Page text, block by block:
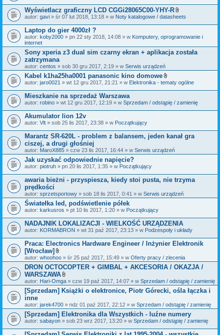
i
Wyświetlacz graficzny LCD CGGi28065C00-YHY-R
Z
ł
c
n
i
autor: gavi » śr 07 lut 2018, 13:18 » w Noty katalogowe / datasheets
Laptop do gier 4000zł ?
autor: koby2000 » pn 22 sty 2018, 14:08 » w Komputery, oprogramowanie i
internet
Sony xperia z3 dual sim czarny ekran + aplikacja została
zatrzymana
autor: centos » sob 30 gru 2017, 2:19 » w Serwis urządzeń
Kabel k1ha25ha0001 panasonic kino domowe
Z
ł
c
z
i
autor: jaro0021 » wt 12 gru 2017, 21:21 » w Elektronika - tematy ogólne
Mieszkanie na sprzedaż Warszawa
autor: robino » wt 12 gru 2017, 12:19 » w Sprzedam / odstąpię / zamienię
Akumulator lion 12v
autor: Vlt » sob 25 lis 2017, 23:38 » w Początkujący
Marantz SR-620L - problem z balansem, jeden kanał gra
ciszej, a drugi głośniej
autor: MaroX885 » czw 23 lis 2017, 16:44 » w Serwis urządzeń
Jak uzyskać odpowiednie napięcie?
autor: piotruh » pn 20 lis 2017, 1:35 » w Początkujący
awaria bieżni - przyspiesza, kiedy stoi pusta, nie trzyma
prędkości
autor: sprzetsportowy » sob 18 lis 2017, 0:41 » w Serwis urządzeń
Światełka led, podświetlenie półek
autor: karkusros » pt 10 lis 2017, 1:20 » w Początkujący
NADAJNIK LOKALIZACJI - WIELKOŚĆ URZĄDZENIA
autor: KORMABRON » wt 31 paź 2017, 23:13 » w Podzespoły i układy
Praca: Electronics Hardware Engineer / Inżynier Elektronik
[Wrocław]
Z
a
ł
ą
c
z
k
i
autor: whoohoo » śr 25 paź 2017, 15:49 » w Oferty pracy / zlecenia
DRON OCTOCOPTER + GIMBAL + AKCESORIA / OKAZJA /
WARSZAWA
Z
a
ł
c
z
n
i
i
autor: Hari-Omga » czw 19 paź 2017, 14:07 » w Sprzedam / odstąpię / zamienię
[Sprzedam] Książki o elektronice, Piotr Górecki, ośla łączka i
inne
autor: jarek4700 » ndz 01 paź 2017, 22:12 » w Sprzedam / odstąpię / zamienię
[Sprzedam] Elektronika dla Wszystkich - luźne numery
autor: sabayon » sob 23 wrz 2017, 13:20 » w Sprzedam / odstąpię / zamienię